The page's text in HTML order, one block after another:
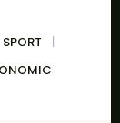
SPORT